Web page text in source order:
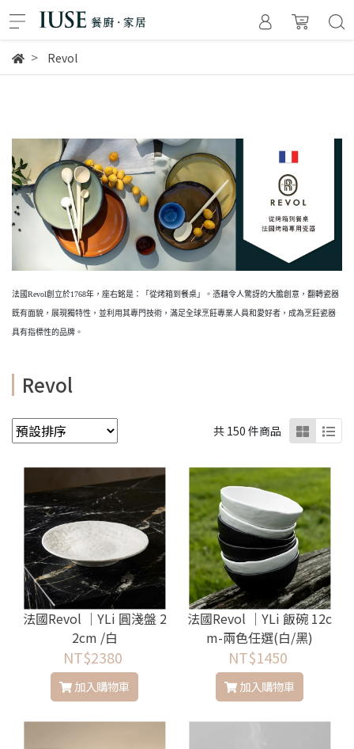
Revol
法國Revol創立於1768年，座右銘是：「從烤箱到餐桌」。憑藉令人驚訝的大膽創意，翻轉瓷器
既有面貌，展現獨特性，並利用其專門技術，滿足全球烹飪專業人員和愛好者，成為烹飪瓷器
具有指標性的品牌。
Revol
共 150 件商品
法國Revol │YLi 圓淺盤 2
2cm /白
NT$2380
加入購物車
法國Revol │YLi 飯碗 12c
m-兩色任選(白/黑)
NT$1450
加入購物車